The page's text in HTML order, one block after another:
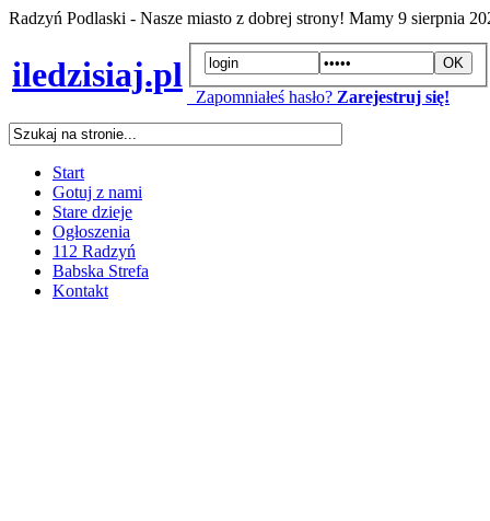
Radzyń Podlaski - Nasze miasto z dobrej strony! Mamy 9 sierpnia
iledzisiaj.pl
Zapomniałeś hasło? Zarejestruj się!
Start
Gotuj z nami
Stare dzieje
Ogłoszenia
112 Radzyń
Babska Strefa
Kontakt